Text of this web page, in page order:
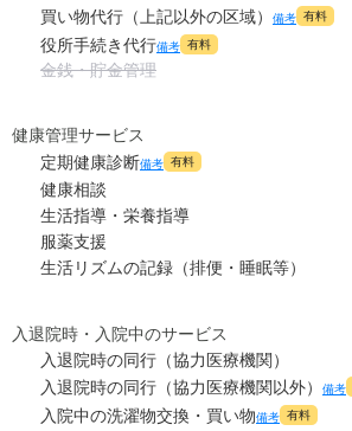
買い物代行（上記以外の区域） 備考 有料
役所手続き代行備考 有料
金銭・貯金管理
健康管理サービス
定期健康診断備考 有料
健康相談
生活指導・栄養指導
服薬支援
生活リズムの記録（排便・睡眠等）
入退院時・入院中のサービス
入退院時の同行（協力医療機関）
入退院時の同行（協力医療機関以外）
備考
入院中の洗濯物交換・買い物備考 有料